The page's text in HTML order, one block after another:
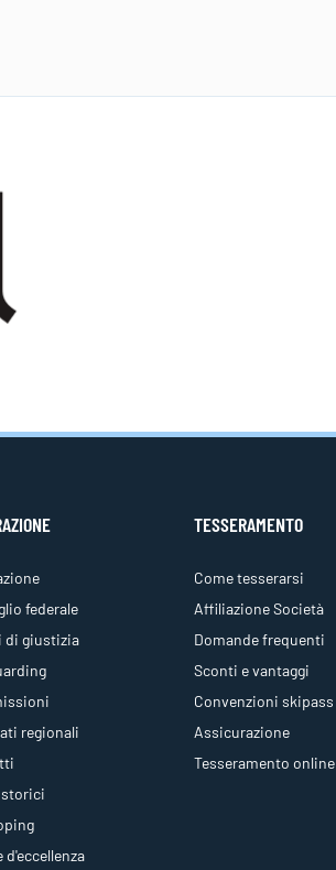
federale
di giustizia
regionali
storici
d'eccellenza
TESSERAMENTO
Come tesserarsi
Affiliazione Società
Domande frequenti
Sconti e vantaggi
Convenzioni skipass
Assicurazione
Tesseramento online